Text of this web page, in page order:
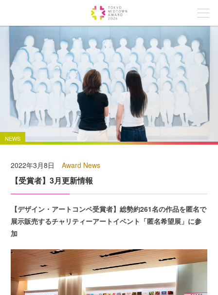
NEWS
2022年3月8日 Award News
【受賞者】3月更新情報
【デザイン・アートコンペ受賞者】総勢約261名の作品を匿名で
展示販売するチャリティーアートイベント「匿名希望展」に参
加